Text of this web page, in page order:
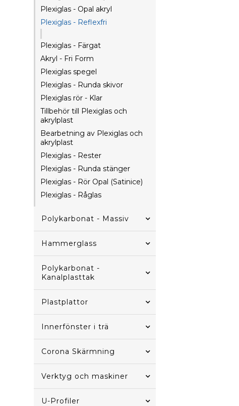
Plexiglas - Opal akryl
Plexiglas - Reflexfri
Plexiglas - Färgat
Akryl - Fri Form
Plexiglas spegel
Plexiglas - Runda skivor
Plexiglas rör - Klar
Tillbehör till Plexiglas och
akrylplast
Bearbetning av Plexiglas och
akrylplast
Plexiglas - Rester
Plexiglas - Runda stänger
Plexiglas - Rör Opal (Satinice)
Plexiglas - Råglas
Polykarbonat - Massiv
Hammerglass
Polykarbonat -
Kanalplasttak
Plastplattor
Innerfönster i trä
Corona Skärmning
Verktyg och maskiner
U-Profiler